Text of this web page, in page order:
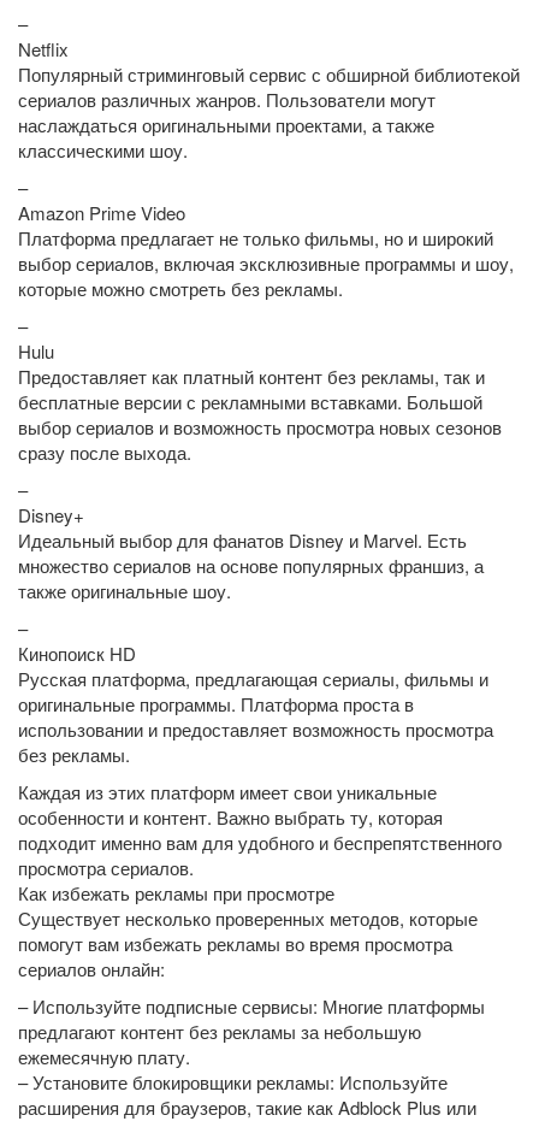
–
Netflix
Популярный стриминговый сервис с обширной библиотекой
сериалов различных жанров. Пользователи могут
наслаждаться оригинальными проектами, а также
классическими шоу.
–
Amazon Prime Video
Платформа предлагает не только фильмы, но и широкий
выбор сериалов, включая эксклюзивные программы и шоу,
которые можно смотреть без рекламы.
–
Hulu
Предоставляет как платный контент без рекламы, так и
бесплатные версии с рекламными вставками. Большой
выбор сериалов и возможность просмотра новых сезонов
сразу после выхода.
–
Disney+
Идеальный выбор для фанатов Disney и Marvel. Есть
множество сериалов на основе популярных франшиз, а
также оригинальные шоу.
–
Кинопоиск HD
Русская платформа, предлагающая сериалы, фильмы и
оригинальные программы. Платформа проста в
использовании и предоставляет возможность просмотра
без рекламы.
Каждая из этих платформ имеет свои уникальные
особенности и контент. Важно выбрать ту, которая
подходит именно вам для удобного и беспрепятственного
просмотра сериалов.
Как избежать рекламы при просмотре
Существует несколько проверенных методов, которые
помогут вам избежать рекламы во время просмотра
сериалов онлайн:
– Используйте подписные сервисы: Многие платформы
предлагают контент без рекламы за небольшую
ежемесячную плату.
– Установите блокировщики рекламы: Используйте
расширения для браузеров, такие как Adblock Plus или